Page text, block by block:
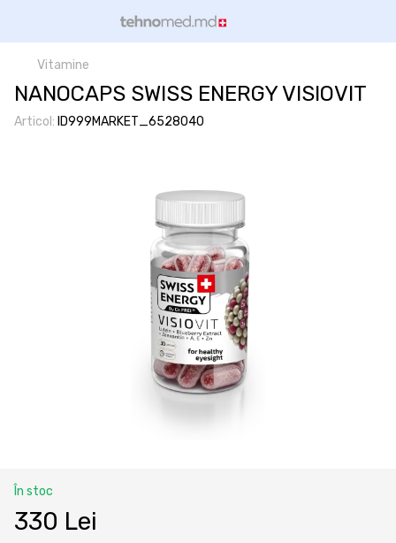
Vitamine
NANOCAPS SWISS ENERGY VISIOVIT
Articol: ID999MARKET_6528040
În stoc
330 Lei